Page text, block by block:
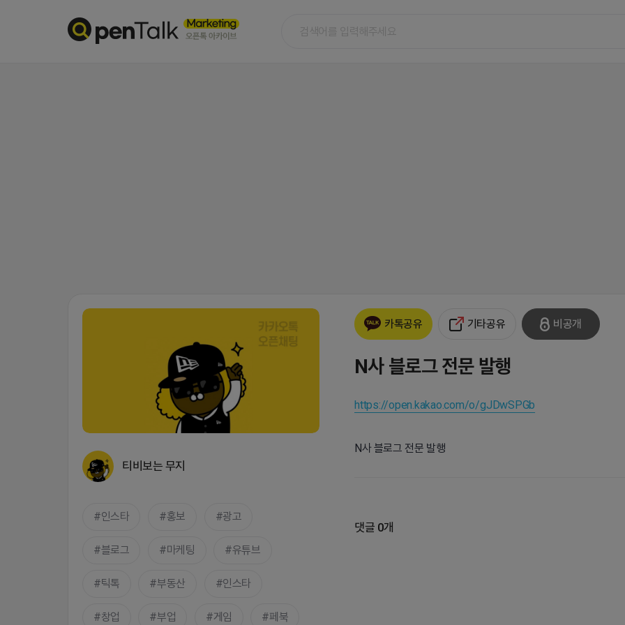
티비보는 무지
인스타 홍보 광고
블로그 마케팅 유튜브
틱톡 부동산 인스타
창업 부업 게임 페북
카톡공유 기타공유 비공개
N사 블로그 전문 발행
https://open.kakao.com/o/gJDwSPGb
N사 블로그 전문 발행
댓글 0개